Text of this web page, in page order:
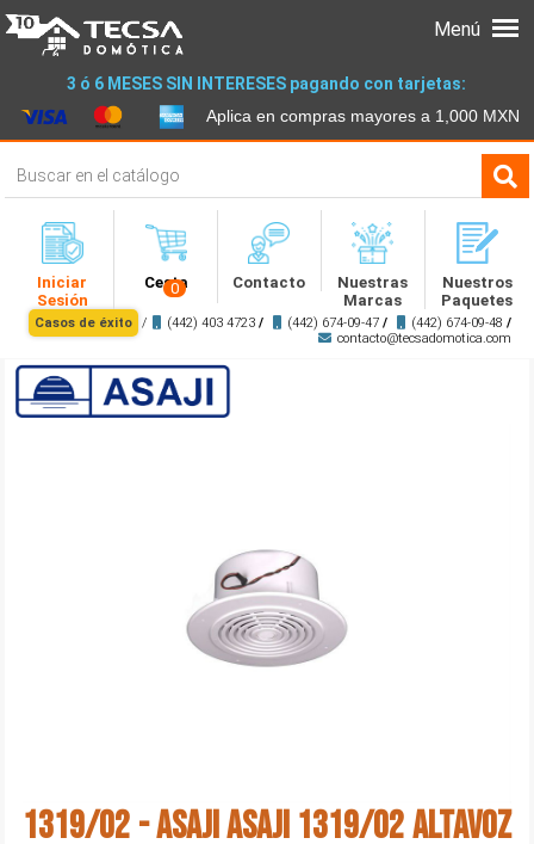
3 ó 6 MESES SIN INTERESES pagando con tarjetas:
Aplica en compras mayores a 1,000 MXN
Iniciar
Sesión
Cesta
0 Contacto
Nuestras
Marcas
Nuestros
Paquetes
Casos de éxito / (442) 403 4723 / (442) 674-09-47 / (442) 674-09-48 /
contacto@tecsadomotica.com
Menú
1319/02 - ASAJI ASAJI 1319/02 Altavoz